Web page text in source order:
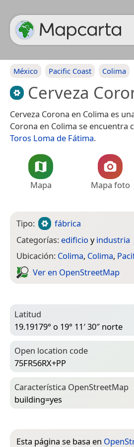
México Pacific Coast Colima
Cerveza
Cerveza Corona en Colima es
Corona en Colima se encuentra
Toros Loma de Fátima.
Mapa Mapa foto
Tipo:
fábrica
Categorías: edificio yindustria
Ubicación: Colima, Colima,
Ver en Open­Street­Map
Latitud
19.19179° o 19° 11′ 30″ norte
Open location code
75FR56RX+PP
Característica Open­Street­Map
building=­yes
Esta página se basa en